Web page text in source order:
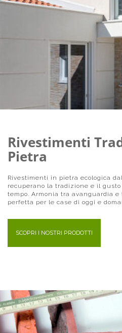
Rivestimenti
Pietra
Rivestimenti in pietra ecologica
recuperano la tradizione e il
tempo. Armonia tra avanguardia
perfetta per le case di oggi e
SCOPRI I NOSTRI PRODOTTI